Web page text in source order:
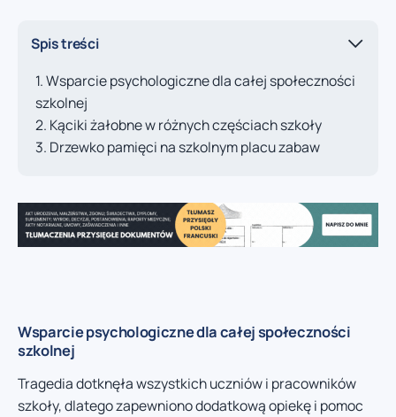
Spis treści
Wsparcie psychologiczne dla całej społeczności
szkolnej
Kąciki żałobne w różnych częściach szkoły
Drzewko pamięci na szkolnym placu zabaw
Wsparcie psychologiczne dla całej społeczności
szkolnej
Tragedia dotknęła wszystkich uczniów i pracowników
szkoły, dlatego zapewniono dodatkową opiekę i pomoc